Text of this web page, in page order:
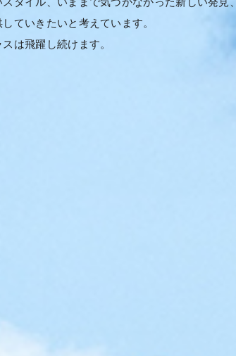
ていきたいと考えています。
は飛躍し続けます。